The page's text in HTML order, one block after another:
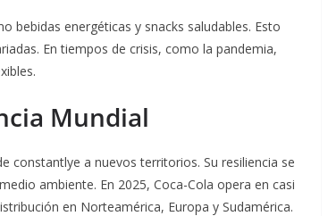
bebidas energéticas y snacks saludables. Esto
En tiempos de crisis, como la pandemia,
Mundial
constantlye a nuevos territorios. Su resiliencia se
ambiente. En 2025, Coca-Cola opera en casi
en Norteamérica, Europa y Sudamérica.